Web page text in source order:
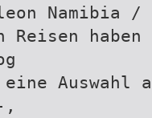
Namibia
Reisen
Auswahl
,